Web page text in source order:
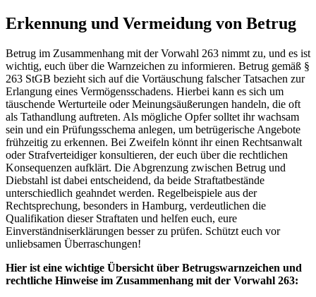
Erkennung und Vermeidung von Betrug
Betrug im Zusammenhang mit der Vorwahl 263 nimmt zu, und es ist
wichtig, euch über die Warnzeichen zu informieren. Betrug gemäß §
263 StGB bezieht sich auf die Vortäuschung falscher Tatsachen zur
Erlangung eines Vermögensschadens. Hierbei kann es sich um
täuschende Werturteile oder Meinungsäußerungen handeln, die oft
als Tathandlung auftreten. Als mögliche Opfer solltet ihr wachsam
sein und ein Prüfungsschema anlegen, um betrügerische Angebote
frühzeitig zu erkennen. Bei Zweifeln könnt ihr einen Rechtsanwalt
oder Strafverteidiger konsultieren, der euch über die rechtlichen
Konsequenzen aufklärt. Die Abgrenzung zwischen Betrug und
Diebstahl ist dabei entscheidend, da beide Straftatbestände
unterschiedlich geahndet werden. Regelbeispiele aus der
Rechtsprechung, besonders in Hamburg, verdeutlichen die
Qualifikation dieser Straftaten und helfen euch, eure
Einverständniserklärungen besser zu prüfen. Schützt euch vor
unliebsamen Überraschungen!
Hier ist eine wichtige Übersicht über Betrugswarnzeichen und
rechtliche Hinweise im Zusammenhang mit der Vorwahl 263: